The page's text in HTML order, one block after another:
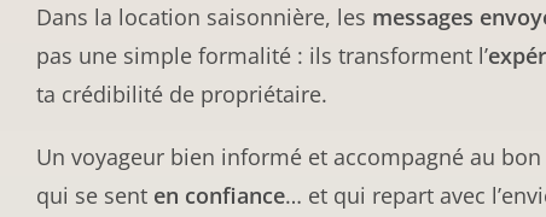
Dans la location saisonnière, les messages
pas une simple formalité : ils transforment l’
ta crédibilité de propriétaire.
Un voyageur bien informé et accompagné au
qui se sent en confiance… et qui repart avec